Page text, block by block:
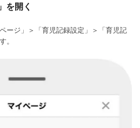
を開く
ージ」＞「育児記録設定」＞「育児記
。